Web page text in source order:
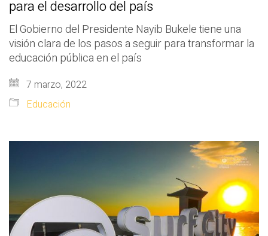
para el desarrollo del país
El Gobierno del Presidente Nayib Bukele tiene una
visión clara de los pasos a seguir para transformar la
educación pública en el país
7 marzo, 2022
Educación